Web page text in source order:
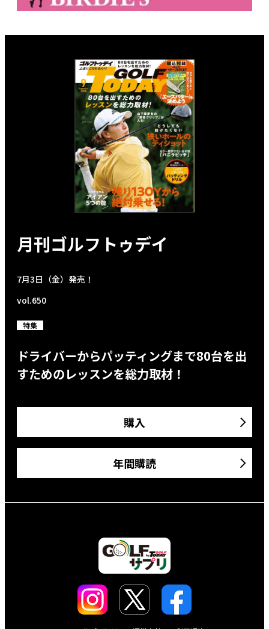
月刊ゴルフトゥデイ
7月3日（金）発売！
vol.650
特集
ドライバーからパッティングまで80台を出
すためのレッスンを総力取材！
購入
年間購読